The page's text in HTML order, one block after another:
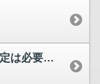
車両によって「SMART V2H」側で設定は必要ですか？